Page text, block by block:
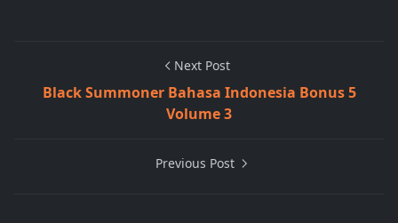
Next Post
Black Summoner Bahasa Indonesia Bonus 5
Volume 3
Previous Post